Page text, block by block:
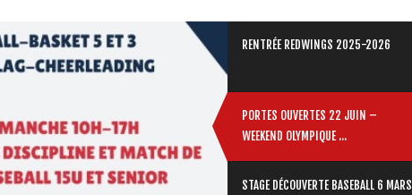
RENTRÉE REDWINGS 2025-2026
PORTES OUVERTES 22 JUIN –
WEEKEND OLYMPIQUE ...
STAGE DÉCOUVERTE BASEBALL 6 MARS